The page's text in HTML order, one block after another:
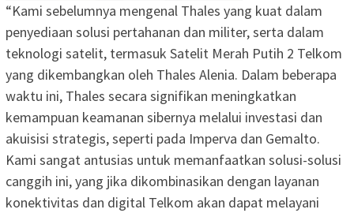
“Kami sebelumnya mengenal Thales yang kuat dalam
penyediaan solusi pertahanan dan militer, serta dalam
teknologi satelit, termasuk Satelit Merah Putih 2 Telkom
yang dikembangkan oleh Thales Alenia. Dalam beberapa
waktu ini, Thales secara signifikan meningkatkan
kemampuan keamanan sibernya melalui investasi dan
akuisisi strategis, seperti pada Imperva dan Gemalto.
Kami sangat antusias untuk memanfaatkan solusi-solusi
canggih ini, yang jika dikombinasikan dengan layanan
konektivitas dan digital Telkom akan dapat melayani